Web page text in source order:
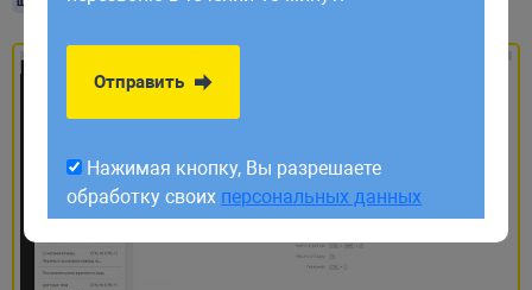
обработку своихперсональных данных
Отправить
Нажимая кнопку, Вы разрешаете
обработку своих персональных данных